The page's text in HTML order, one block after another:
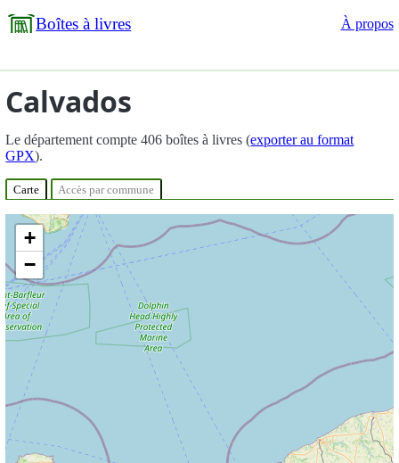
Boîtes à livres À propos
Calvados
Le département compte 406 boîtes à livres (exporter au format
GPX).
Carte Accès par commune
+
−